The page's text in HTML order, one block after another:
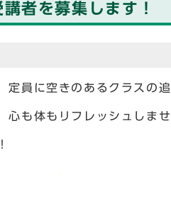
者を募集します！
定員に空きのあるクラスの
心も体もリフレッシュしませ